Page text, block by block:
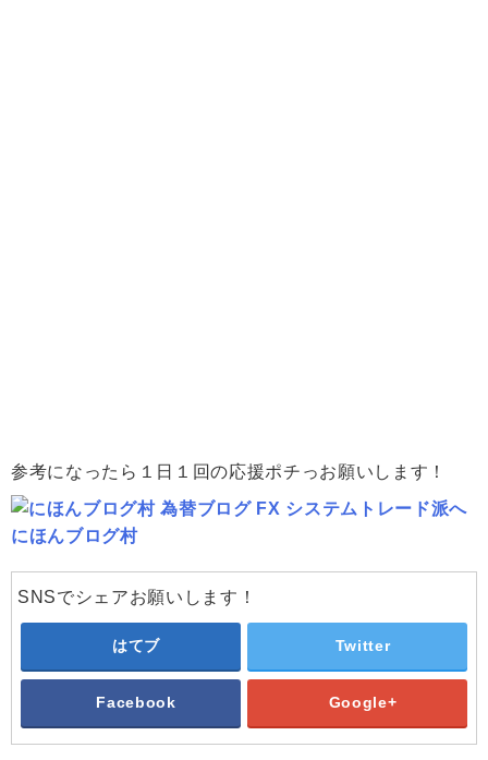
参考になったら１日１回の応援ポチっお願いします！
にほんブログ村
SNSでシェアお願いします！
はてブ Twitter
Facebook Google+